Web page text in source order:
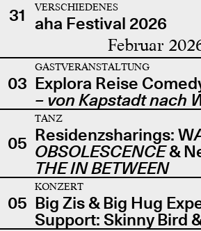
31
VERSCHIEDENES
aha Festival 2026
Februar
03
GASTVERANSTALTUNG
Explora Reise
– von Kapstadt nach
05
TANZ
Residenzsharings:
OBSOLESCENCE&
THE IN BETWEEN
05
KONZERT
Big Zis & Big Hug
Support: Skinny Bird